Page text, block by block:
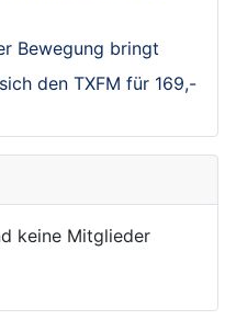
Bewegung bringt
den TXFM für 169,-
keine Mitglieder